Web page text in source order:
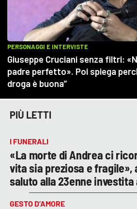
PIÙ LETTI
I FUNERALI
«La morte di Andrea ci
vita sia preziosa e fragile»,
saluto alla 23enne investita
GESTO D’AMORE